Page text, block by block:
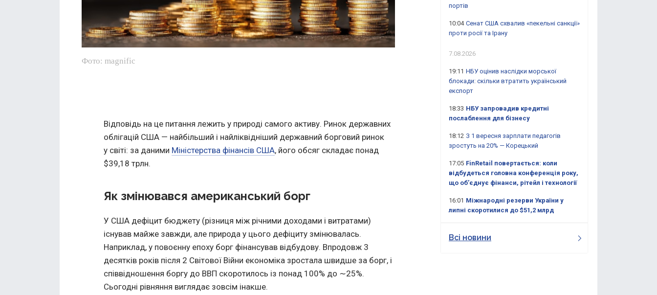
Фото: magnific
Відповідь на це питання лежить у природі самого активу. Ринок державних
облігацій США — найбільший і найліквідніший державний борговий ринок
у світі: за даними Міністерства фінансів США, його обсяг складає понад
$39,18 трлн.
Як змінювався американський борг
У США дефіцит бюджету (різниця між річними доходами і витратами)
існував майже завжди, але природа у цього дефіциту змінювалась.
Наприклад, у повоєнну епоху борг фінансував відбудову. Впродовж 3
десятків років після 2 Світової Війни економіка зростала швидше за борг, і
співвідношення боргу до ВВП скоротилось із понад 100% до ∼25%.
Сьогодні рівняння виглядає зовсім інакше.
портів
10:04 Сенат США схвалив «пекельні санкції»
проти росії та Ірану
7.08.2026
19:11 НБУ оцінив наслідки морської
блокади: скільки втратить український
експорт
18:33 НБУ запровадив кредитні
послаблення для бізнесу
18:12 З 1 вересня зарплати педагогів
зростуть на 20% — Корецький
17:05 FinRetail повертається: коли
відбудеться головна конференція року,
що об’єднує фінанси, рітейл і технології
16:01 Міжнародні резерви України у
липні скоротилися до $51,2 млрд
Всі новини